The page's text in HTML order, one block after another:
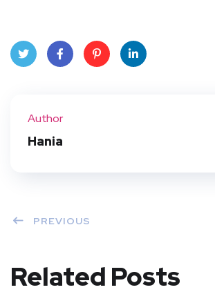
Author
Hania
PREVIOUS
Related Posts